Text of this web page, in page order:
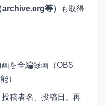
等）
も取得
を全編録画（OBS
）
稿者名、投稿日、再